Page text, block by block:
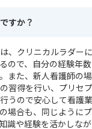
すか？
、クリニカルラダー
ので、自分の経験年
また、新人看護師の
習得を行い、プリセ
うので安心して看護
場合も、同じように
識や経験を活かしな